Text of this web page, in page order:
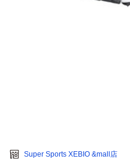
Super Sports XEBIO &mall店